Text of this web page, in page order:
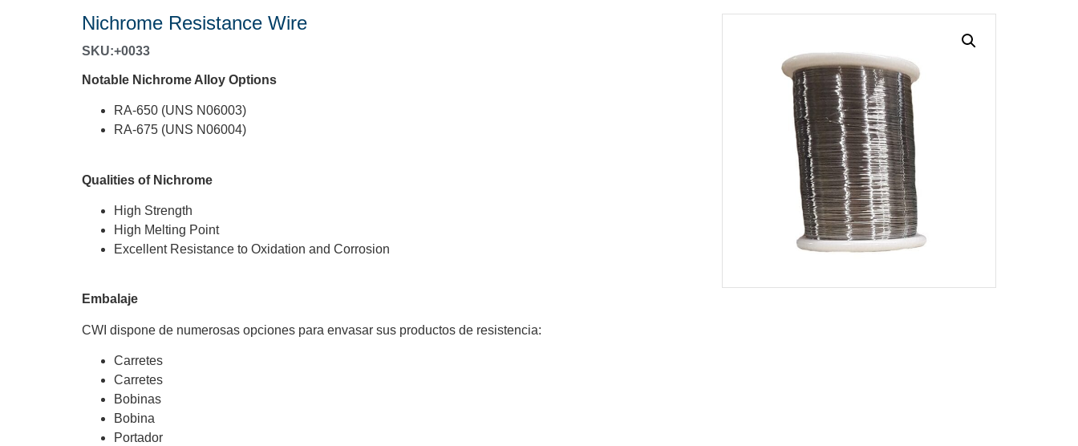
Nichrome Resistance Wire
SKU:+0033
Notable Nichrome Alloy Options
RA-650 (UNS N06003)
RA-675 (UNS N06004)
Qualities of Nichrome
High Strength
High Melting Point
Excellent Resistance to Oxidation and Corrosion
Embalaje
CWI dispone de numerosas opciones para envasar sus productos de resistencia:
Carretes
Carretes
Bobinas
Bobina
Portador